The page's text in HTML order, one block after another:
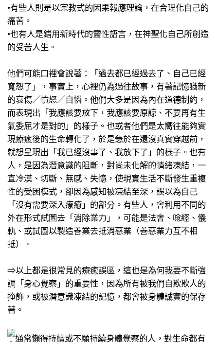
•有些人則是以宗教式的因果報應理論，​在合理化自己的
痛苦。​
•也有人是錯用新時代的靈性語言，在神聖化自己所創造
的受苦人生。​
他們可能口裡會說著：​「過去都已經過去了、自己已經
寬恕了」，事實上​，心裡仍為過往故事，​有著記憶猶新
的哀傷／憤怒／自憐。​他們大多是因為內在道德制約，
而表現出「我應該要放下，我應該要原諒、不要再有生
氣委屈才是對的」的樣子。也或者他們是太嚮往能夠實
現療癒後的生命轉化了，於是急於在還沒真實穿越前，
就想呈現出「我已經沒事了、我放下了」的樣子。​也有
人，是因為潛意識的阻斷，​對尚未化解的情緒凍結，​一
直冷漠、切斷、無感、失憶，​使現實生活不斷發生重複
性的受困模式，​卻因為感知被凍結至深，​誤以為自己
「沒有需要深入療癒」的部分。​有些人，會利用不同的
外在形式試圖去「消除業力」，可能是法會、唸經、儀
軌、或試圖以製造善業去抵消惡業（善惡業力互不相
抵）。​
⇒以上都是很常見的療癒誤區​，這也是為何我要不斷強
調「身心覺察」的重要性，​因為所有被我們自欺欺人的
掩飾，​或被潛意識凍結的記憶，​都會被身體誠實的保存
著。​
通常懶得持續或不願持續身體覺察的人，​對生命都有